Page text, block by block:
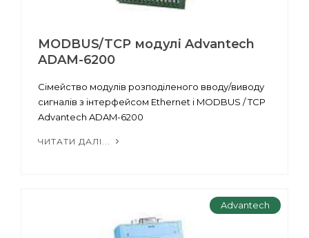
MODBUS/TCP модулі Advantech
ADAM-6200
Сімейство модулів розподіленого вводу/виводу
сигналів з інтерфейсом Ethernet і MODBUS / TCP
Advantech ADAM-6200
ЧИТАТИ ДАЛІ...
Advantech